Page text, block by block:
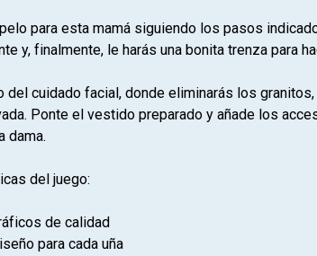
para esta mamá siguiendo los pasos
y, finalmente, le harás una bonita trenza para
del cuidado facial, donde eliminarás los
Ponte el vestido preparado y añade los
dama.
del juego:
de calidad
para cada uña